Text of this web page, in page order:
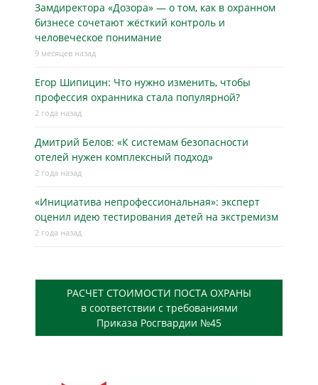
Замдиректора «Дозора» — о том, как в охранном
бизнесe сочетают жёсткий контроль и
человеческое понимание
9 месяцев назад
Егор Шипицин: Что нужно изменить, чтобы
профессия охранника стала популярной?
2 года назад
Дмитрий Белов: «К системам безопасности
отелей нужен комплексный подход»
2 года назад
«Инициатива непрофессиональная»: эксперт
оценил идею тестирования детей на экстремизм
2 года назад
РАСЧЕТ СТОИМОСТИ ПОСТА ОХРАНЫ
в соответствии с требованиями
Приказа Росгвардии №45